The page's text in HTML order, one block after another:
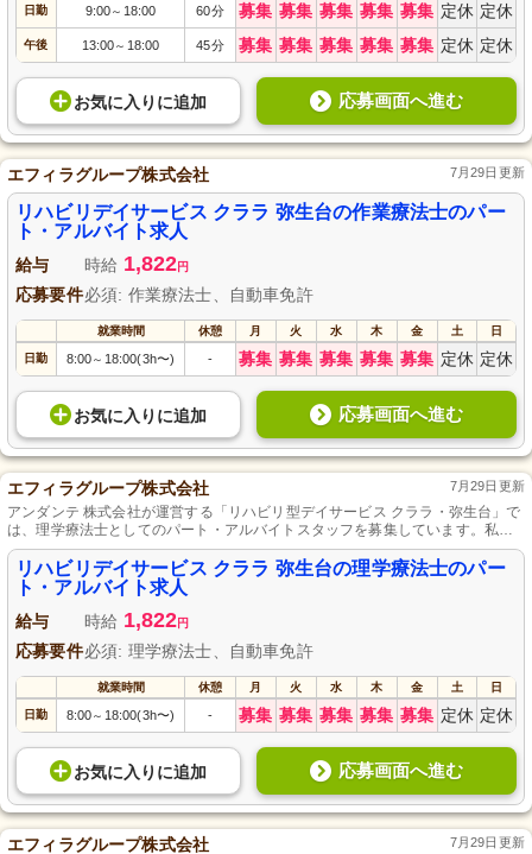
日勤 9:00～ 18:00 60分 募集 募集 募集 募集 募集 定休 定休
午後 13:00～ 18:00 45分 募集 募集 募集 募集 募集 定休 定休
お気に入り に追加 応募画面へ進む
エフィラグループ株式会社 7月29日更新
リハビリデイサービス クララ 弥生台の作業療法士のパー
ト・アルバイト求人
給与 時給 1,822円
応募要件必須: 作業療法士、自動車免許
就業時間 休憩 月 火 水 木 金 土 日
日勤 8:00～ 18:00(3h〜) - 募集 募集 募集 募集 募集 定休 定休
お気に入り に追加 応募画面へ進む
エフィラグループ株式会社 7月29日更新
アンダンテ 株式会社が運営する「リハビリ型デイサービス クララ・弥生台」で
は、理学療法士としてのパート・アルバイトスタッフを募集しています。私た
ちと一緒に、利用者様の健康と生活の質向上をサポートしませんか？経験や資
格については柔軟に対応しますので、まずはお気軽にご応募ください。温かい
職場環境で、あなたの力を発揮してみませんか！
リハビリデイサービス クララ 弥生台の理学療法士のパー
ト・アルバイト求人
給与 時給 1,822円
応募要件必須: 理学療法士、自動車免許
就業時間 休憩 月 火 水 木 金 土 日
日勤 8:00～ 18:00(3h〜) - 募集 募集 募集 募集 募集 定休 定休
お気に入り に追加 応募画面へ進む
エフィラグループ株式会社 7月29日更新